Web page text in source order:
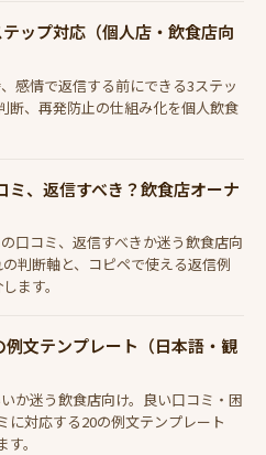
ップ対応（個人店・飲食店向
感情で返信する前にできる3ステッ
断、再発防止の仕組み化を個人飲食
、返信すべき？飲食店オーナ
口コミ、返信すべきか迷う飲食店向
判断軸と、コピペで使える返信例
ます。
文テンプレート（日本語・観
か迷う飲食店向け。良い口コミ・困
に対応する20の例文テンプレート
。